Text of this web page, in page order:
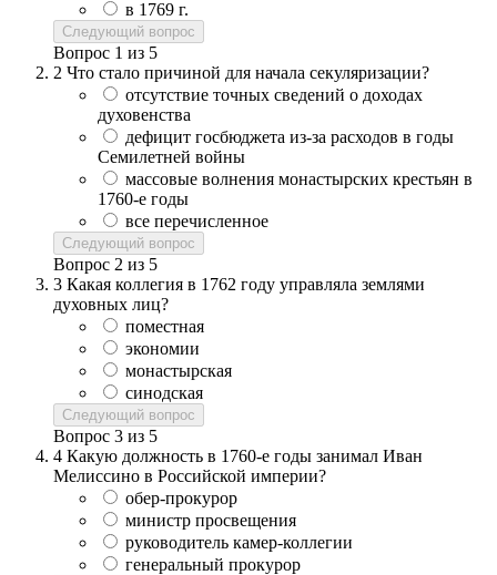
в 1769 г.
Следующий вопрос
Вопрос 1 из 5
2 Что стало причиной для начала секуляризации?
отсутствие точных сведений о доходах
духовенства
дефицит госбюджета из-за расходов в годы
Семилетней войны
массовые волнения монастырских крестьян в
1760-е годы
все перечисленное
Следующий вопрос
Вопрос 2 из 5
3 Какая коллегия в 1762 году управляла землями
духовных лиц?
поместная
экономии
монастырская
синодская
Следующий вопрос
Вопрос 3 из 5
4 Какую должность в 1760-е годы занимал Иван
Мелиссино в Российской империи?
обер-прокурор
министр просвещения
руководитель камер-коллегии
генеральный прокурор